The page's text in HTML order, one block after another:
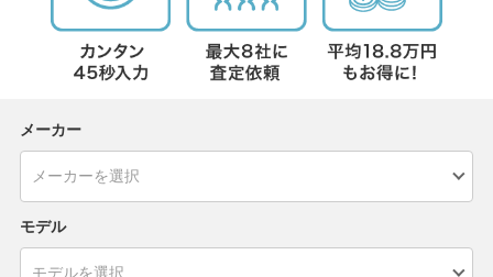
メーカー
モデル